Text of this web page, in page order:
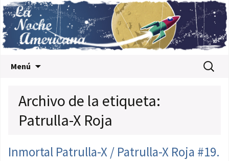
Menú Buscar:
Archivo de la etiqueta:
Patrulla-X Roja
Inmortal Patrulla-X / Patrulla-X Roja #19.